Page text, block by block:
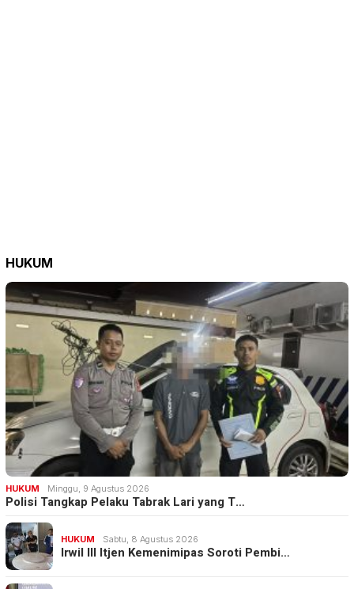
HUKUM
HUKUM Minggu, 9 Agustus 2026
Polisi Tangkap Pelaku Tabrak Lari yang T…
HUKUM Sabtu, 8 Agustus 2026
Irwil III Itjen Kemenimipas Soroti Pembi…